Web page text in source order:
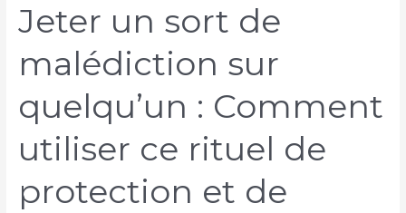
Jeter un sort de
malédiction sur
quelqu’un : Comment
utiliser ce rituel de
protection et de